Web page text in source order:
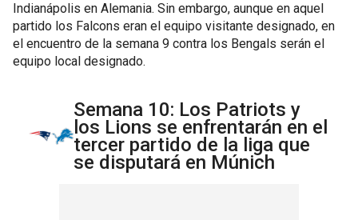
Indianápolis en Alemania. Sin embargo, aunque en aquel
partido los Falcons eran el equipo visitante designado, en
el encuentro de la semana 9 contra los Bengals serán el
equipo local designado.
Semana 10: Los Patriots y
los Lions se enfrentarán en el
tercer partido de la liga que
se disputará en Múnich